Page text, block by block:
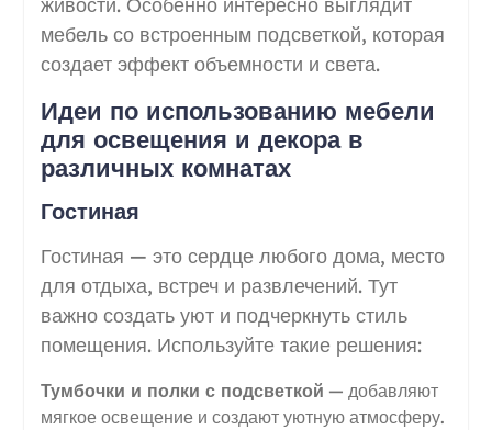
мебель со встроенным подсветкой, которая
создает эффект объемности и света.
Идеи по использованию мебели
для освещения и декора в
различных комнатах
Гостиная
Гостиная — это сердце любого дома, место
для отдыха, встреч и развлечений. Тут
важно создать уют и подчеркнуть стиль
помещения. Используйте такие решения:
Тумбочки и полки с подсветкой — добавляют
мягкое освещение и создают уютную атмосферу.